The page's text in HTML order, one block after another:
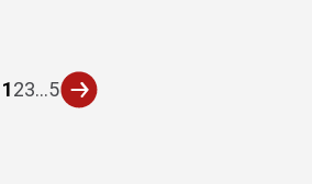
123...5